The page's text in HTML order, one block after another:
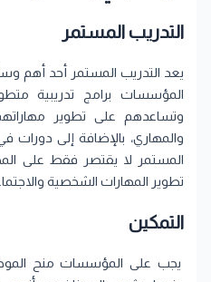
التدريب المستمر
يعد التدريب المستمر أحد أهم
المؤسسات برامج تدريبية
وتساعدهم على تطوير
والمهاري، بالإضافة إلى دورات
المستمر لا يقتصر فقط على
تطوير المهارات الشخصية
التمكين
يجب على المؤسسات منح